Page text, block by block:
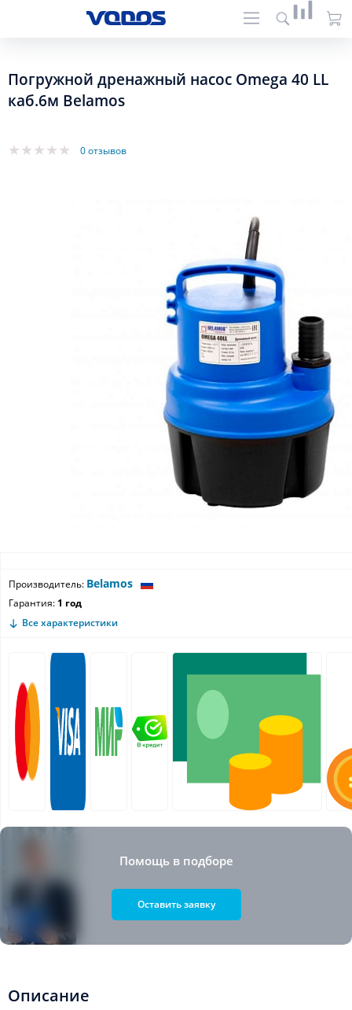
Погружной дренажный насос Omega 40 LL
каб.6м Belamos
0 отзывов
Производитель: Belamos
Гарантия: 1 год
Все характеристики
Помощь в подборе
Оставить заявку
Описание